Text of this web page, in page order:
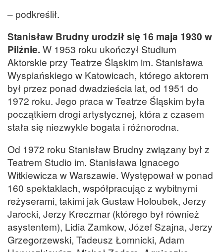
– podkreślił.
Stanisław Brudny urodził się 16 maja 1930 w
Pilźnie. W 1953 roku ukończył Studium
Aktorskie przy Teatrze Śląskim im. Stanisława
Wyspiańskiego w Katowicach, którego aktorem
był przez ponad dwadzieścia lat, od 1951 do
1972 roku. Jego praca w Teatrze Śląskim była
początkiem drogi artystycznej, która z czasem
stała się niezwykle bogata i różnorodna.
Od 1972 roku Stanisław Brudny związany był z
Teatrem Studio im. Stanisława Ignacego
Witkiewicza w Warszawie. Występował w ponad
160 spektaklach, współpracując z wybitnymi
reżyserami, takimi jak Gustaw Holoubek, Jerzy
Jarocki, Jerzy Kreczmar (którego był również
asystentem), Lidia Zamkow, Józef Szajna, Jerzy
Grzegorzewski, Tadeusz Łomnicki, Adam